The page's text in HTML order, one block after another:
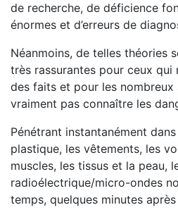
de recherche, de déficience
énormes et d’erreurs de
Néanmoins, de telles théories
très rassurantes pour ceux qui
des faits et pour les nombreux
vraiment pas connaître les
Pénétrant instantanément
plastique, les vêtements, les
muscles, les tissus et la peau,
radioélectrique/micro-ondes
temps, quelques minutes